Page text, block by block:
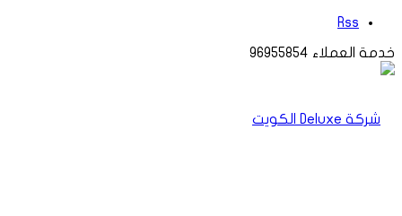
Rss
خدمة العملاء 96955854